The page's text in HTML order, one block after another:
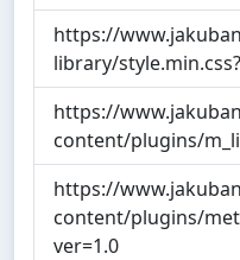
https://
library/
https://
content/plugins/
https://
content/plugins/
ver=1.0